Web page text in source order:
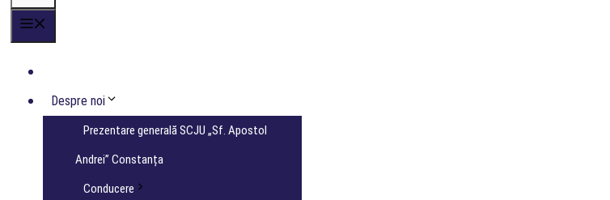
Despre noi
Prezentare generală SCJU „Sf. Apostol
Andrei” Constanța
Conducere